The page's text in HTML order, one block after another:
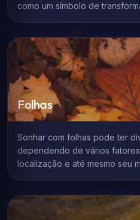
como um símbolo de
Folhas
Sonhar com folhas pode ter
dependendo de vários
localização e até mesmo seu